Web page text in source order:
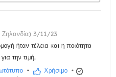
3/11/23
ήταν τέλεια και η ποιότητα
την τιμή.
• Χρήσιμο •